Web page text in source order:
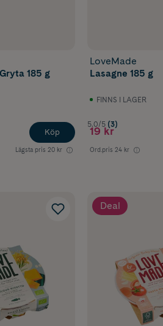
185 g
Lägsta pris 20 kr
Köp
LoveMade
Lasagne 185 g
FINNS I LAGER
5.0/5 (3)
19 kr
Ord.pris 24 kr
Deal